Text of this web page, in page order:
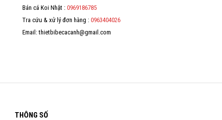
Bán cá Koi Nhật : 0969186785
Tra cứu & xử lý đơn hàng : 0963404026
Email: thietbibecacanh@gmail.com
THÔNG SỐ